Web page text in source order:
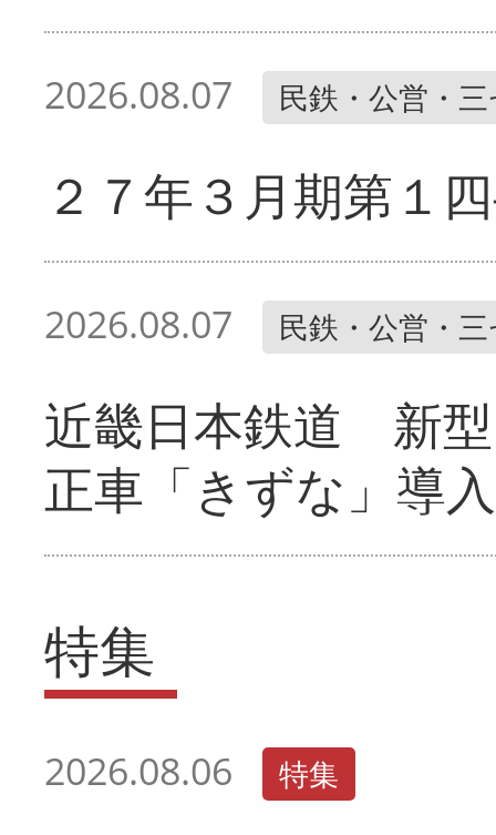
2026.08.07 民鉄・公営・
２７年３月期第１
2026.08.07 民鉄・公営・
近畿日本鉄道 新
正車「きずな」導入
特集
2026.08.06 特集